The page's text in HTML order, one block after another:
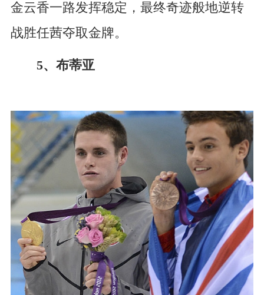
金云香一路发挥稳定，最终奇迹般地逆转
战胜任茜夺取金牌。
5、布蒂亚